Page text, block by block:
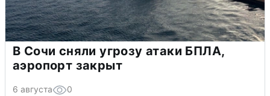
В Сочи сняли угрозу атаки БПЛА,
аэропорт закрыт
6 августа 0